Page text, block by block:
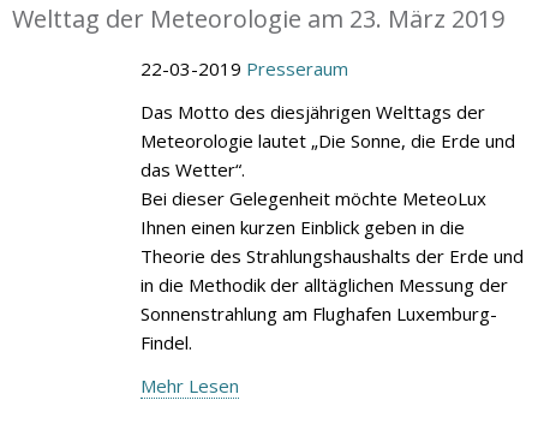
Welttag der Meteorologie am 23. März 2019
22-03-2019 Presseraum
Das Motto des diesjährigen Welttags der
Meteorologie lautet „Die Sonne, die Erde und
das Wetter“.
Bei dieser Gelegenheit möchte MeteoLux
Ihnen einen kurzen Einblick geben in die
Theorie des Strahlungshaushalts der Erde und
in die Methodik der alltäglichen Messung der
Sonnenstrahlung am Flughafen Luxemburg-
Findel.
Mehr Lesen